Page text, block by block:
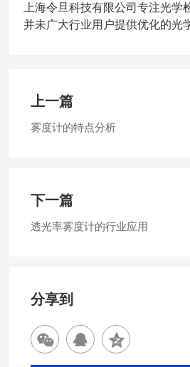
上海令旦科技有限公司专注光学
并未广大行业用户提供优化的光
上一篇
雾度计的特点分析
下一篇
透光率雾度计的行业应用
分享到